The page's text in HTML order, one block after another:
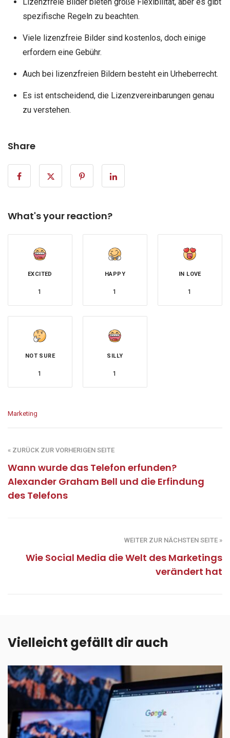
spezifische Regeln zu beachten.
Viele lizenzfreie Bilder sind kostenlos, doch einige
erfordern eine Gebühr.
Auch bei lizenzfreien Bildern besteht ein Urheberrecht.
Es ist entscheidend, die Lizenzvereinbarungen genau
zu verstehen.
Share
What's your reaction?
EXCITED
1
HAPPY
1
IN LOVE
1
NOT SURE
1
SILLY
1
Marketing
« ZURÜCK ZUR VORHERIGEN SEITE
Wann wurde das Telefon erfunden?
Alexander Graham Bell und die Erfindung
des Telefons
WEITER ZUR NÄCHSTEN SEITE »
Wie Social Media die Welt des Marketings
verändert hat
Vielleicht gefällt dir auch